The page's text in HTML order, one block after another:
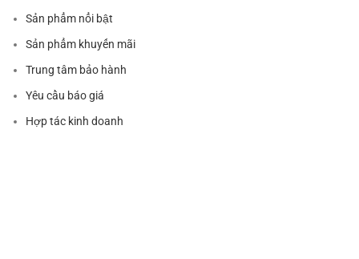
Sản phẩm nổi bật
Sản phẩm khuyến mãi
Trung tâm bảo hành
Yêu cầu báo giá
Hợp tác kinh doanh